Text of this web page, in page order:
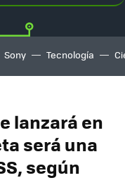
Sony Tecnología
lanzará en
será una
según